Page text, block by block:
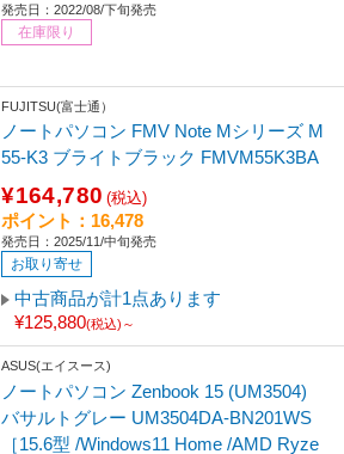
発売日：2022/08/下旬発売
在庫限り
FUJITSU(富士通）
ノートパソコン FMV Note Mシリーズ M
55-K3 ブライトブラック FMVM55K3BA
¥164,780 (税込)
ポイント：16,478
発売日：2025/11/中旬発売
お取り寄せ
中古商品が計1点あります
¥125,880(税込)～
ASUS(エイスース)
ノートパソコン Zenbook 15 (UM3504)
バサルトグレー UM3504DA-BN201WS
［15.6型 /Windows11 Home /AMD Ryze